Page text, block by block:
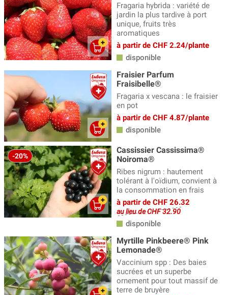
Fragaria hybrida : variété de
jardin la plus tardive à port
unique, fruits très
aromatiques
à partir de CHF 2.24/plante
disponible
Fraisier Parfum
Fraisibelle®
Fragaria x vescana : le fraisier
en pot
à partir de CHF 4.87/plante
disponible
-20%
Cassissier Cassissima®
Noiroma®
Ribes nigrum : hautement
tolérant à l'oïdium, convient à
la consommation en frais
à partir de CHF 26.32
au lieu de CHF 32.90
disponible
Myrtille Pinkbeere® Pink
Lemonade®
Vaccinium spp : Des baies
sucrées et un superbe
ornement pour tout massif de
terre de bruyère